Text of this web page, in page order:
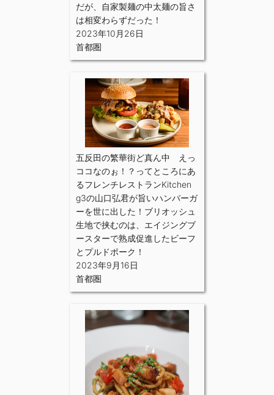
だが、自家製麺の中太麺の旨さ
は相変わらずだった！
2023年10月26日
首都圏
五反田の繁華街ど真ん中 えっ
ココなのぉ！？ってところにあ
るフレンチレストランKitchen
g3の山口弘君が旨いハンバーガ
ーを世に出した！ブリオッシュ
生地で挟むのは、エイジングブ
ースターで熟成促進したビーフ
とプルドポーク！
2023年9月16日
首都圏